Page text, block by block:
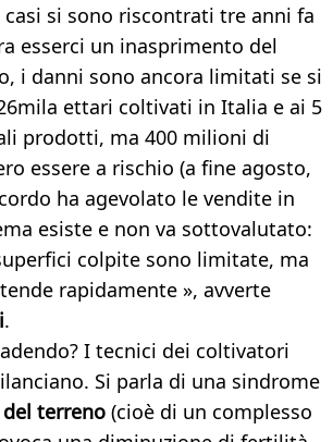
si sono riscontrati tre anni fa
esserci un inasprimento del
i danni sono ancora limitati se si
ettari coltivati in Italia e ai 5
prodotti, ma 400 milioni di
essere a rischio (a fine agosto,
ha agevolato le vendite in
esiste e non va sottovalutato:
colpite sono limitate, ma
rapidamente », avverte
.
I tecnici dei coltivatori
Si parla di una sindrome
del terreno (cioè di un complesso